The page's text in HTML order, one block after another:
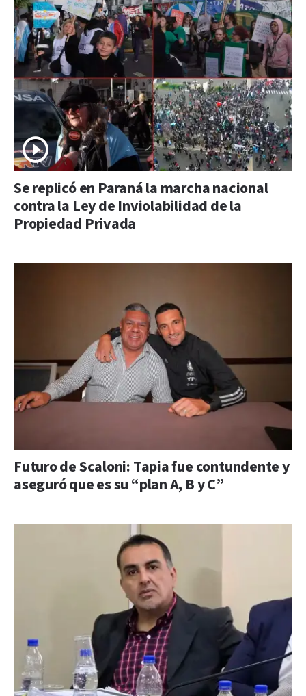
Se replicó en Paraná la marcha nacional
contra la Ley de Inviolabilidad de la
Propiedad Privada
Futuro de Scaloni: Tapia fue contundente y
aseguró que es su “plan A, B y C”